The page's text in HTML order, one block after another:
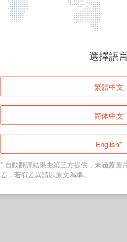
頁面無法顯
登入
返回首頁
選擇語
繁體中文
简体中文
English*
* 自動翻譯結果由第三方提供，未涵蓋圖
差，若有差異請以原文為準。